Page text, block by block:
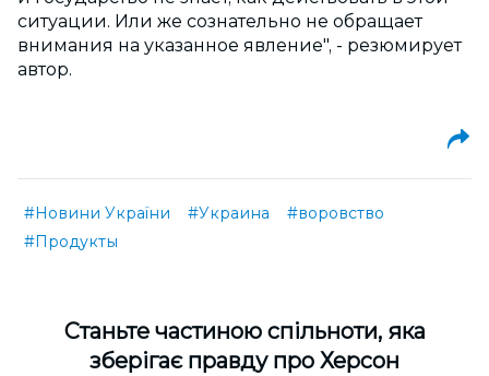
ситуации. Или же сознательно не обращает
внимания на указанное явление", - резюмирует
автор.
#Новини України #Украина
#воровство
#Продукты
Cтаньте частиною спільноти, яка
зберігає правду про Херсон